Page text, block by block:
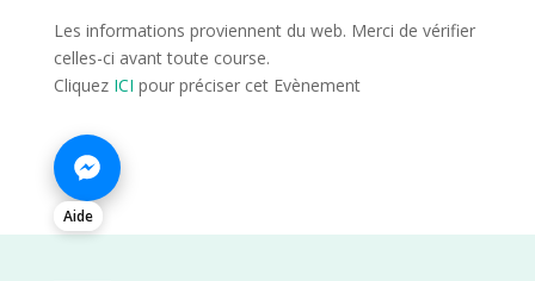
Les informations proviennent du web. Merci de vérifier
celles-ci avant toute course.
Cliquez ICI pour préciser cet Evènement
Aide